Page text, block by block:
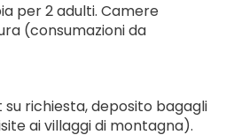
per 2 adulti. Camere
(consumazioni da
richiesta, deposito bagagli
ai villaggi di montagna).